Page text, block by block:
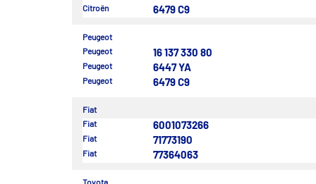
Citroën 6479 C9
Peugeot
Peugeot
16 137 330 80
Peugeot 6447 YA
Peugeot 6479 C9
Fiat
Fiat
6001073266
Fiat 71773190
Fiat 77364063